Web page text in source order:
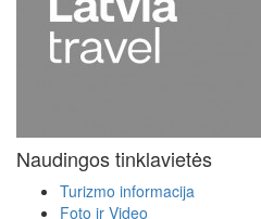
Naudingos tinklavietės
Turizmo informacija
Foto ir Video